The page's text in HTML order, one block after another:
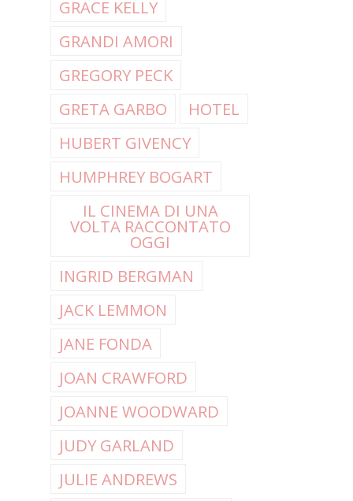
GRACE KELLY
GRANDI AMORI
GREGORY PECK
GRETA GARBO
HOTEL
HUBERT GIVENCY
HUMPHREY BOGART
IL CINEMA DI UNA
VOLTA RACCONTATO
OGGI
INGRID BERGMAN
JACK LEMMON
JANE FONDA
JOAN CRAWFORD
JOANNE WOODWARD
JUDY GARLAND
JULIE ANDREWS